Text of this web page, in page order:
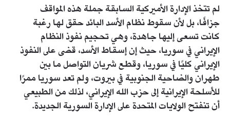
لم تتخذ الإدارة الأميركية السابقة جملة هذه المواقف
جزافًا، بل لأن سقوط نظام الأسد البائد حقق لها رغبة
كانت تسعى إليها جاهدة، وهي تحجيم نفوذ النظام
الإيراني في سوريا، حيث إن إسقاط الأسد، قضى على النفوذ
الإيراني كليًا في سوريا، وقطع شريان التواصل ما بين
طهران والضاحية الجنوبية في بيروت، ولم تعد سوريا ممرًا
للأسلحة الإيرانية إلى حزب الله الإيراني، لذلك من الطبيعي
أن تنفتح الولايات المتحدة على الإدارة السورية الجديدة.